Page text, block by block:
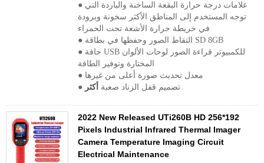
● علامات درجة حرارة البقعة الساخنة والباردة التي
توجه المستخدم إلى المناطق الأكثر سخونة وبرودة
في خريطة حرارة الأشعة تحت الحمراء
● التقاط الصور وحفظها في بطاقة SD 8GB
● حافة USB للكمبيوتر قراءة الصور لوحات الألوان
المختارة وتوفير الطاقة
● معدل تحديث صورة أعلى من غيرها
● تصميم قفل الزناد صعبة أكثر
2022 New Released UTi260B HD 256*192
Pixels Industrial Infrared Thermal Imager
Camera Temperature Imaging Circuit
Electrical Maintenance